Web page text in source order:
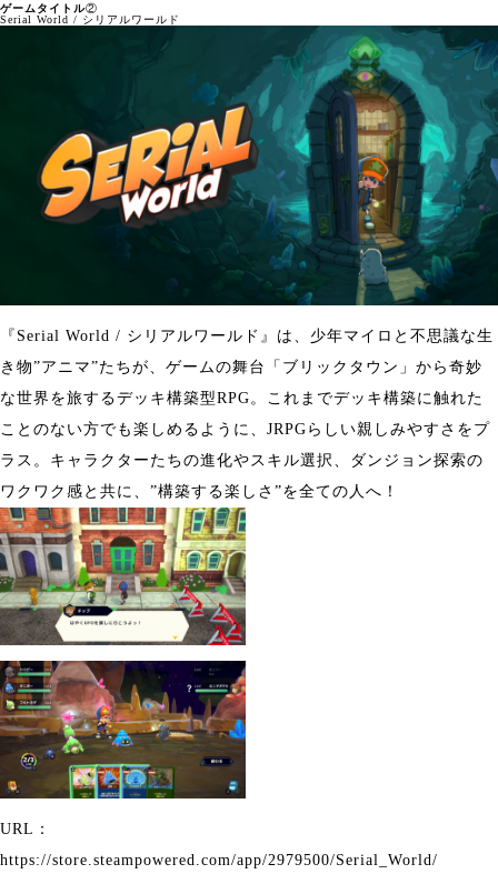
ゲームタイトル②
Serial World / シリアルワールド
『Serial World / シリアルワールド』は、少年マイロと不思議な生
き物”アニマ”たちが、ゲームの舞台「ブリックタウン」から奇妙
な世界を旅するデッキ構築型RPG。これまでデッキ構築に触れた
ことのない方でも楽しめるように、JRPGらしい親しみやすさをプ
ラス。キャラクターたちの進化やスキル選択、ダンジョン探索の
ワクワク感と共に、”構築する楽しさ”を全ての人へ！
URL：
https://store.steampowered.com/app/2979500/Serial_World/